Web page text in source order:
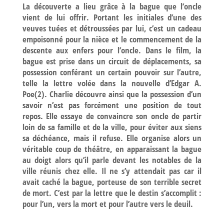
La découverte a lieu grâce à la bague que l’oncle
vient de lui offrir. Portant les initiales d’une des
veuves tuées et détroussées par lui, c’est un cadeau
empoisonné pour la nièce et le commencement de la
descente aux enfers pour l’oncle. Dans le film, la
bague est prise dans un circuit de déplacements, sa
possession conférant un certain pouvoir sur l’autre,
telle la lettre volée dans la nouvelle d’Edgar A.
Poe(2). Charlie découvre ainsi que la possession d’un
savoir n’est pas forcément une position de tout
repos. Elle essaye de convaincre son oncle de partir
loin de sa famille et de la ville, pour éviter aux siens
sa déchéance, mais il refuse. Elle organise alors un
véritable coup de théâtre, en apparaissant la bague
au doigt alors qu’il parle devant les notables de la
ville réunis chez elle. Il ne s’y attendait pas car il
avait caché la bague, porteuse de son terrible secret
de mort. C’est par la lettre que le destin s’accomplit :
pour l’un, vers la mort et pour l’autre vers le deuil.